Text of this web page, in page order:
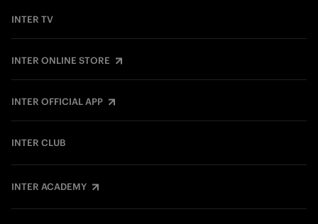
INTER TV
INTER ONLINE STORE
INTER OFFICIAL APP
INTER CLUB
INTER ACADEMY